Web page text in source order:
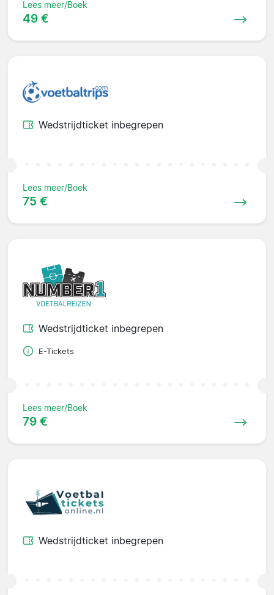
Lees meer/Boek
49 €
Wedstrijdticket inbegrepen
Lees meer/Boek
75 €
Wedstrijdticket inbegrepen
E-Tickets
Lees meer/Boek
79 €
Wedstrijdticket inbegrepen